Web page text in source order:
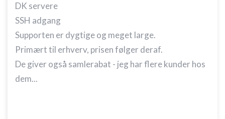
DK servere
SSH adgang
Supporten er dygtige og meget large.
Primært til erhverv, prisen følger deraf.
De giver også samlerabat - jeg har flere kunder hos
dem...